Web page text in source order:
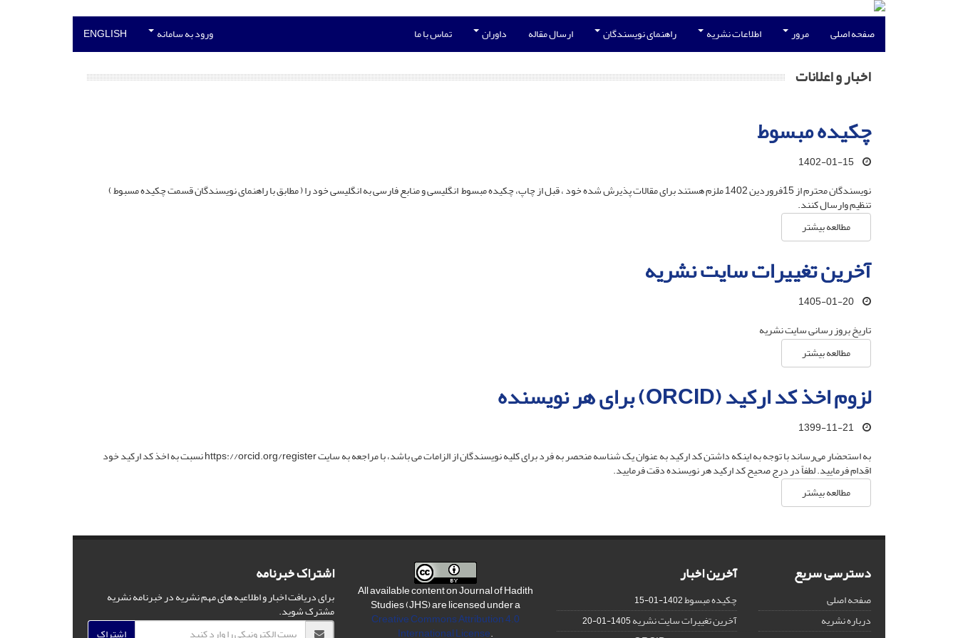
صفحه اصلی مرور اطلاعات نشریه راهنمای نویسندگان ارسال مقاله داوران تماس با ما ورود به سامانه ENGLISH
اخبار و اعلانات
چکیده مبسوط
1402-01-15
نویسندگان محترم از 15فروردین 1402 ملزم هستند برای مقالات پذیرش شده خود ، قبل از چاپ، چکیده مبسوط انگلیسی و منابع فارسی به انگلیسی خود را ( مطابق با راهنمای نویسندگان قسمت چکیده مسبوط )
تنظیم وارسال کنند.
مطالعه بیشتر
آخرین تغییرات سایت نشریه
1405-01-20
تاریخ بروز رسانی سایت نشریه
مطالعه بیشتر
لزوم اخذ کد ارکید (ORCID) برای هر نویسنده
1399-11-21
به استحضار می‌رساند با توجه به اینکه داشتن کد ارکید به عنوان یک شناسه منحصر به فرد برای کلیه نویسندگان از الزامات می باشد، با مراجعه به سایت https://orcid.org/register نسبت به اخذ کد ارکید خود
اقدام فرمایید. لطفاً در درج صحیح کد ارکید هر نویسنده دقت فرمایید.
مطالعه بیشتر
دسترسی سریع
صفحه اصلی
درباره نشریه
آخرین اخبار
چکیده مبسوط1402-01-15
آخرین تغییرات سایت نشریه1405-01-20
All available content on Journal of Hadith
Studies (JHS) are licensed under a
Creative Commons Attribution 4.0
International License.
اشتراک خبرنامه
برای دریافت اخبار و اطلاعیه های مهم نشریه در خبرنامه نشریه
مشترک شوید.
اشتراک